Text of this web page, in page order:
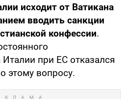
исходит от Ватикана
вводить санкции
конфессии.
Италии при ЕС отказался
этому вопросу.